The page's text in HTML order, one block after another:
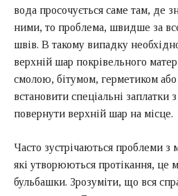
вода просочується саме там, де
ними, то проблема, швидше за
швів. В такому випадку
верхній шар покрівельного
смолою, бітумом, герметиком
встановити спеціальні заплатки
повернути верхній шар на місце.
Часто зустрічаються проблеми з
які утворюються протікання, це
бульбашки. Зрозуміти, що вся